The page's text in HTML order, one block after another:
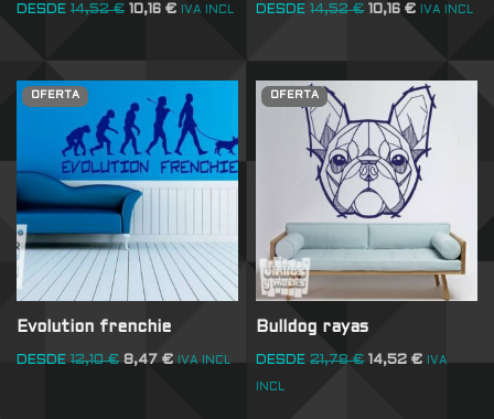
DESDE 14,52€ 10,16 € IVA INCL DESDE 14,52€ 10,16€ IVA INCL
OFERTA
Evolution frenchie
DESDE 12,10€ 8,47€ IVA INCL
OFERTA
Bulldog rayas
DESDE 21,78€ 14,52€ IVA
INCL